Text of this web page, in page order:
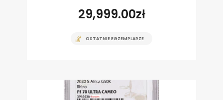
29,999.00zł
OSTATNIE EGZEMPLARZE